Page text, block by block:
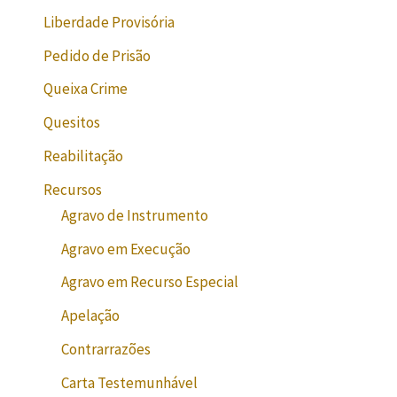
Liberdade Provisória
Pedido de Prisão
Queixa Crime
Quesitos
Reabilitação
Recursos
Agravo de Instrumento
Agravo em Execução
Agravo em Recurso Especial
Apelação
Contrarrazões
Carta Testemunhável